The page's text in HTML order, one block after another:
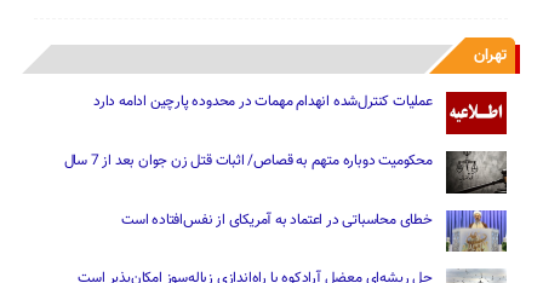
تهران
عملیات کنترل‌شده انهدام مهمات در محدوده پارچین ادامه دارد
محکومیت دوباره متهم به قصاص/ اثبات قتل زن جوان بعد از 7 سال
خطای محاسباتی در اعتماد به آمریکای از نفس‌افتاده است